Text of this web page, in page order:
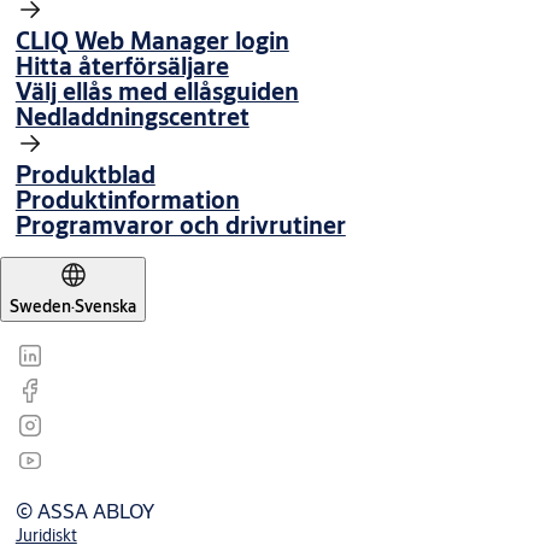
CLIQ Web Manager login
Hitta återförsäljare
Välj ellås med ellåsguiden
Nedladdningscentret
Produktblad
Produktinformation
Programvaror och drivrutiner
Sweden·Svenska
© ASSA ABLOY
Juridiskt